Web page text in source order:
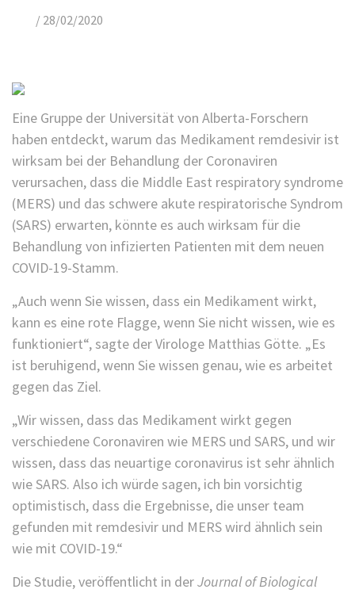
/ 28/02/2020
Eine Gruppe der Universität von Alberta-Forschern
haben entdeckt, warum das Medikament remdesivir ist
wirksam bei der Behandlung der Coronaviren
verursachen, dass die Middle East respiratory syndrome
(MERS) und das schwere akute respiratorische Syndrom
(SARS) erwarten, könnte es auch wirksam für die
Behandlung von infizierten Patienten mit dem neuen
COVID-19-Stamm.
„Auch wenn Sie wissen, dass ein Medikament wirkt,
kann es eine rote Flagge, wenn Sie nicht wissen, wie es
funktioniert“, sagte der Virologe Matthias Götte. „Es
ist beruhigend, wenn Sie wissen genau, wie es arbeitet
gegen das Ziel.
„Wir wissen, dass das Medikament wirkt gegen
verschiedene Coronaviren wie MERS und SARS, und wir
wissen, dass das neuartige coronavirus ist sehr ähnlich
wie SARS. Also ich würde sagen, ich bin vorsichtig
optimistisch, dass die Ergebnisse, die unser team
gefunden mit remdesivir und MERS wird ähnlich sein
wie mit COVID-19.“
Die Studie, veröffentlicht in derJournal of Biological